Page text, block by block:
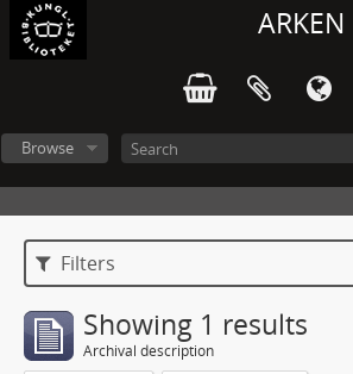
ARKEN
Browse
Filters
Showing 1 results
Archival description